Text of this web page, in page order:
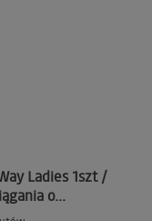
Ladies 1szt /
o...